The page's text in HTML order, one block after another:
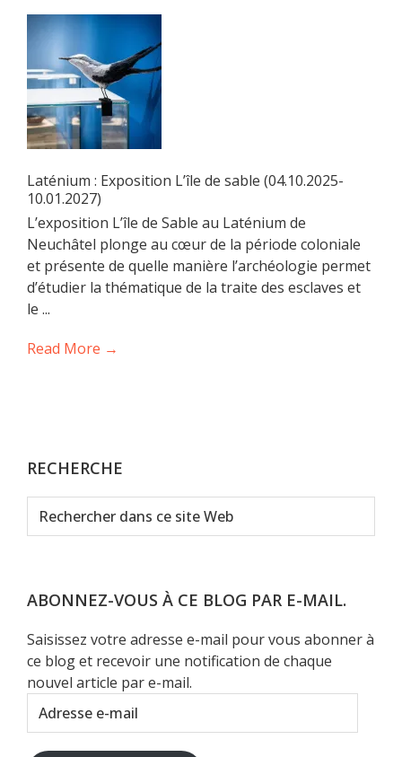
Laténium : Exposition L’île de sable (04.10.2025-
10.01.2027)
L’exposition L’île de Sable au Laténium de
Neuchâtel plonge au cœur de la période coloniale
et présente de quelle manière l’archéologie permet
d’étudier la thématique de la traite des esclaves et
le ...
Read More →
RECHERCHE
Rechercher
dans
Web
ABONNEZ-VOUS À CE BLOG PAR E-MAIL.
Saisissez votre adresse e-mail pour vous abonner à
ce blog et recevoir une notification de chaque
nouvel article par e-mail.
Adresse
e-
mail